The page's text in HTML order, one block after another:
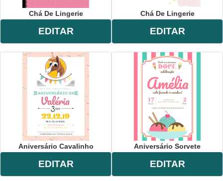
Chá De Lingerie
EDITAR
Chá De Lingerie
EDITAR
Aniversário Cavalinho
EDITAR
Aniversário Sorvete
EDITAR